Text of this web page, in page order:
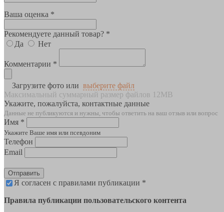
Ваша оценка *
Рекомендуете данный товар? *
Да
Нет
Комментарии *
Загрузите фото или выберите файл
Максимальный суммарный размер файлов 12MB
Укажите, пожалуйста, контактные данные
Данные не публикуются и нужны, чтобы ответить на ваш отзыв или вопрос
Имя *
Укажите Ваше имя или псевдоним
Телефон
Email
Отправить
Я согласен с правилами публикации *
Правила публикации пользовательского контента